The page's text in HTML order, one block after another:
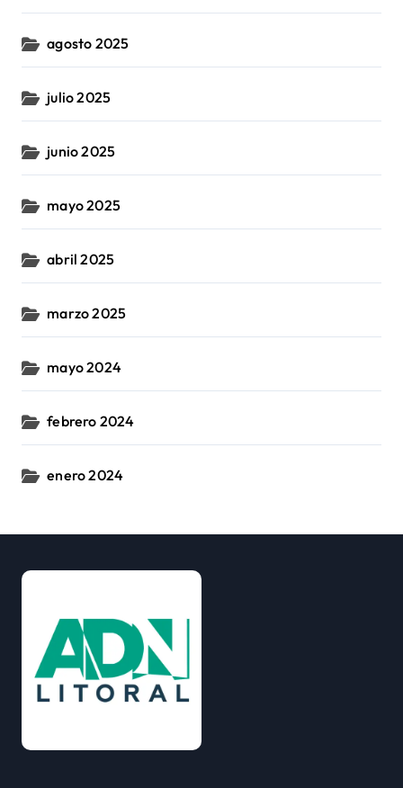
agosto 2025
julio 2025
junio 2025
mayo 2025
abril 2025
marzo 2025
mayo 2024
febrero 2024
enero 2024